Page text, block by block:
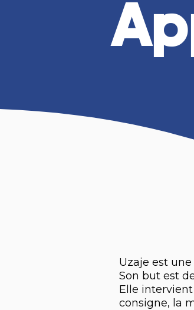
Uzaje est
Son but est
Elle
consigne, la